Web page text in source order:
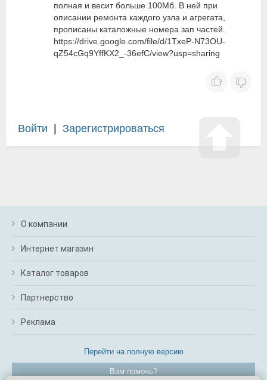
полная и весит больше 100Мб. В ней при
описании ремонта каждого узла и агрегата,
прописаны каталожные номера зап частей.
https://drive.google.com/file/d/1TxeP-N73OU-
qZ54cGq9YffKX2_-36efC/view?usp=sharing
Войти Зарегистрироваться
О компании
Интернет магазин
Каталог товаров
Партнерство
Реклама
Перейти на полную версию
Вам помочь?